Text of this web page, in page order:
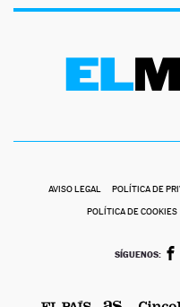
AVISO LEGAL POLÍTICA DE
POLÍTICA DE COOKIES
SÍGUENOS: